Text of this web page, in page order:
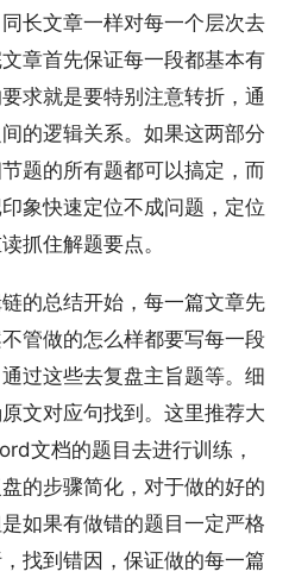
长文章一样对每一个层次去
章首先保证每一段都基本有
求就是要特别注意转折，通
的逻辑关系。如果这两部分
题的所有题都可以搞定，而
象快速定位不成问题，定位
抓住解题要点。
的总结开始，每一篇文章先
管做的怎么样都要写每一段
过这些去复盘主旨题等。细
文对应句找到。这里推荐大
文档的题目去进行训练，
的步骤简化，对于做的好的
如果有做错的题目一定严格
找到错因，保证做的每一篇